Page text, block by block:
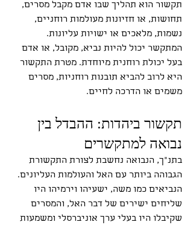
תקשור הוא תהליך שבו אדם מקבל מסרים,
תחושות, או חזיונות מעולמות רוחניים,
נשמות, מלאכים או ישויות עליונות.
המתקשר יכול להיות נביא, מקובל, או אדם
בעל יכולת רוחנית מיוחדת. מטרת התקשור
היא לרוב להביא תובנות רוחניות, מסרים
משמים או הדרכה לחיים.
תקשור ביהדות: ההבדל בין
נבואה למתקשרים
בתנ"ך, הנבואה נחשבת לצורת התקשורת
הגבוהה ביותר עם האל והעולמות העליונים.
הנביאים כמו משה, ישעיהו וירמיהו היו
שליחים ישירים של דבר האל, והמסרים
שקיבלו היו בעלי ערך אוניברסלי ומשמעות